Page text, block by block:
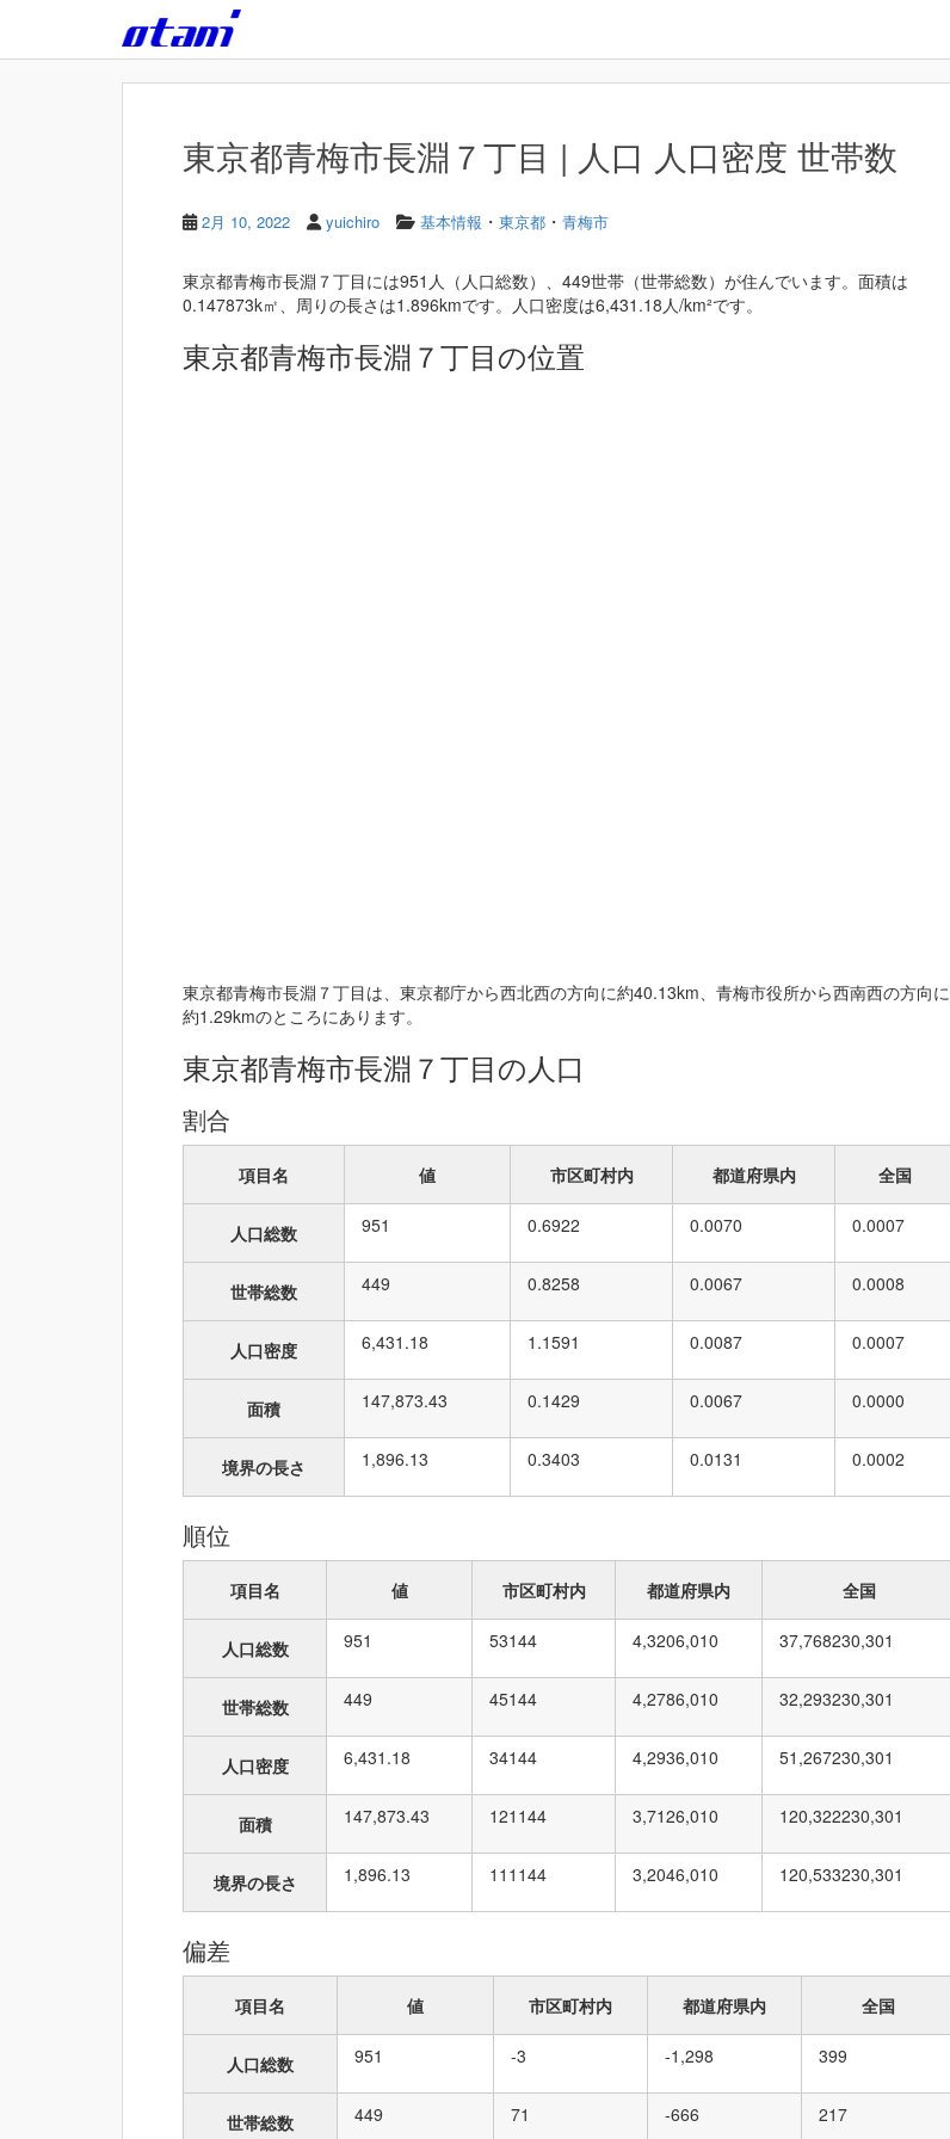
東京都青梅市長淵７丁目 | 人口 人口密度 世帯数
2月 10, 2022 yuichiro 基本情報 ・ 東京都 ・ 青梅市
東京都青梅市長淵７丁目には951人（人口総数）、449世帯（世帯総数）が住んでいます。面積は
0.147873k㎡、周りの長さは1.896kmです。人口密度は6,431.18人/km²です。
東京都青梅市長淵７丁目の位置
東京都青梅市長淵７丁目は、東京都庁から西北西の方向に約40.13km、青梅市役所から西南西の方向に
約1.29kmのところにあります。
東京都青梅市長淵７丁目の人口
割合
項目名 値 市区町村内 都道府県内 全国
人口総数 951 0.6922 0.0070 0.0007
世帯総数 449 0.8258 0.0067 0.0008
人口密度 6,431.18 1.1591 0.0087 0.0007
面積 147,873.43 0.1429 0.0067 0.0000
境界の長さ 1,896.13 0.3403 0.0131 0.0002
順位
項目名 値 市区町村内 都道府県内 全国
人口総数 951 53144 4,3206,010 37,768230,301
世帯総数 449 45144 4,2786,010 32,293230,301
人口密度 6,431.18 34144 4,2936,010 51,267230,301
面積 147,873.43 121 144 3,7126,010 120,322230,301
境界の長さ 1,896.13 111 144 3,2046,010 120,533230,301
偏差
項目名 値 市区町村内 都道府県内 全国
人口総数 951 -3 -1,298 399
世帯総数 449 71 -666 217